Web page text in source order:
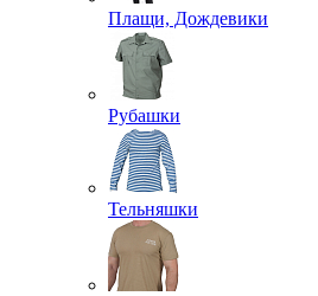
Плащи, Дождевики
Рубашки
Тельняшки